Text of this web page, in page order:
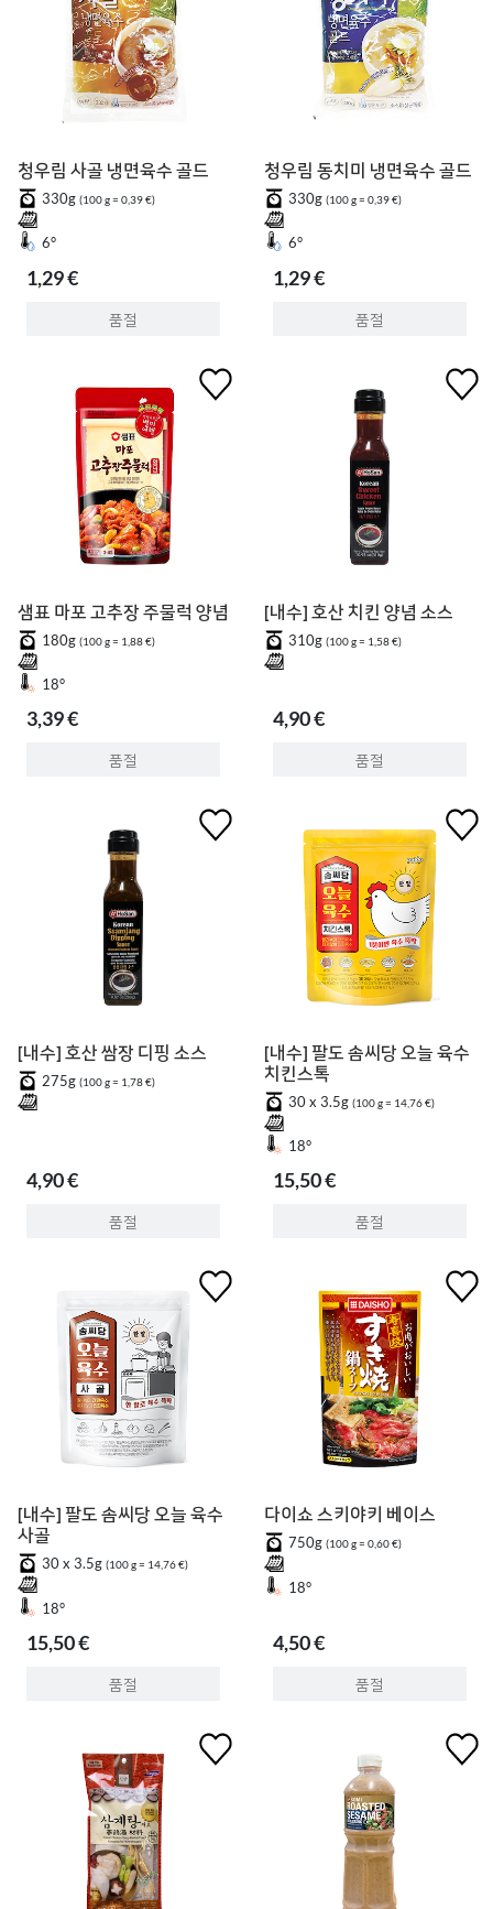
청우림 사골 냉면육수 골드
330g (100 g = 0,39 €)
6°
1,29 €
품절
청우림 동치미 냉면육수 골드
330g (100 g = 0,39 €)
6°
1,29 €
품절
샘표 마포 고추장 주물럭 양념
180g (100 g = 1,88 €)
18°
3,39 €
품절
[내수] 호산 치킨 양념 소스
310g (100 g = 1,58 €)
4,90 €
품절
[내수] 호산 쌈장 디핑 소스
275g (100 g = 1,78 €)
4,90 €
품절
[내수] 팔도 솜씨당 오늘 육수
치킨스톡
30 x 3.5g (100 g = 14,76 €)
18°
15,50 €
품절
[내수] 팔도 솜씨당 오늘 육수
사골
30 x 3.5g (100 g = 14,76 €)
18°
15,50 €
품절
다이쇼 스키야키 베이스
750g (100 g = 0,60 €)
18°
4,50 €
품절